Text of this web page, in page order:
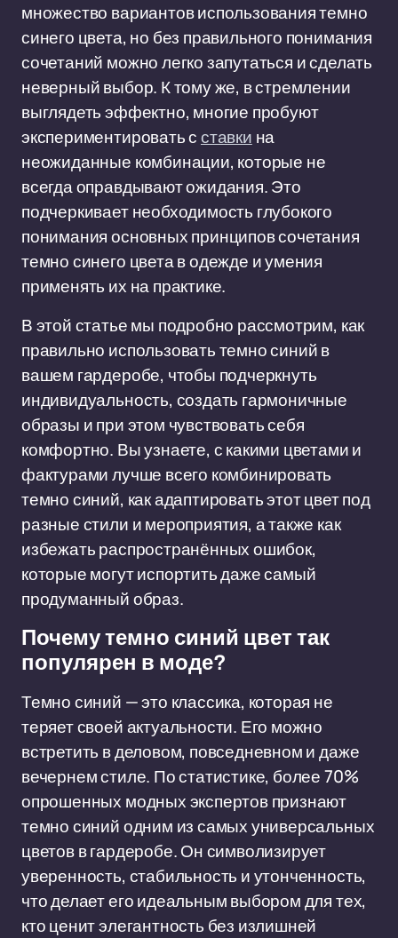
множество вариантов использования темно
синего цвета, но без правильного понимания
сочетаний можно легко запутаться и сделать
неверный выбор. К тому же, в стремлении
выглядеть эффектно, многие пробуют
экспериментировать сставки на
неожиданные комбинации, которые не
всегда оправдывают ожидания. Это
подчеркивает необходимость глубокого
понимания основных принципов сочетания
темно синего цвета в одежде и умения
применять их на практике.
В этой статье мы подробно рассмотрим, как
правильно использовать темно синий в
вашем гардеробе, чтобы подчеркнуть
индивидуальность, создать гармоничные
образы и при этом чувствовать себя
комфортно. Вы узнаете, с какими цветами и
фактурами лучше всего комбинировать
темно синий, как адаптировать этот цвет под
разные стили и мероприятия, а также как
избежать распространённых ошибок,
которые могут испортить даже самый
продуманный образ.
Почему темно синий цвет так
популярен в моде?
Темно синий — это классика, которая не
теряет своей актуальности. Его можно
встретить в деловом, повседневном и даже
вечернем стиле. По статистике, более 70%
опрошенных модных экспертов признают
темно синий одним из самых универсальных
цветов в гардеробе. Он символизирует
уверенность, стабильность и утонченность,
что делает его идеальным выбором для тех,
кто ценит элегантность без излишней